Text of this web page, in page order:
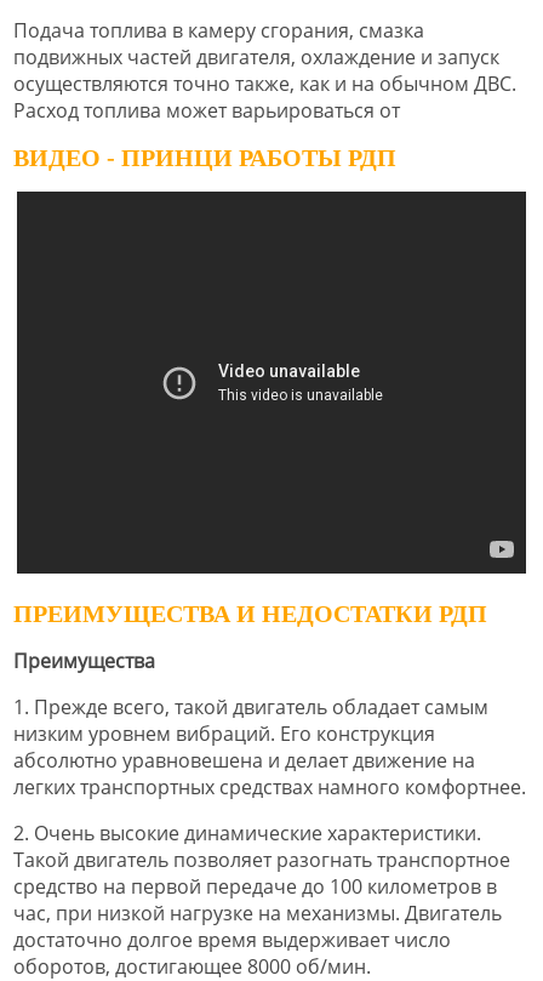
Подача топлива в камеру сгорания, смазка
подвижных частей двигателя, охлаждение и запуск
осуществляются точно также, как и на обычном ДВС.
Расход топлива может варьироваться от
ВИДЕО - ПРИНЦИ РАБОТЫ РДП
ПРЕИМУЩЕСТВА И НЕДОСТАТКИ РДП
Преимущества
1. Прежде всего, такой двигатель обладает самым
низким уровнем вибраций. Его конструкция
абсолютно уравновешена и делает движение на
легких транспортных средствах намного комфортнее.
2. Очень высокие динамические характеристики.
Такой двигатель позволяет разогнать транспортное
средство на первой передаче до 100 километров в
час, при низкой нагрузке на механизмы. Двигатель
достаточно долгое время выдерживает число
оборотов, достигающее 8000 об/мин.